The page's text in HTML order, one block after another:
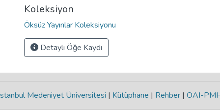
Koleksiyon
Öksüz Yayınlar Koleksiyonu
Detaylı Öğe Kaydı
Medeniyet Üniversitesi | Kütüphane | Rehber | OAI-